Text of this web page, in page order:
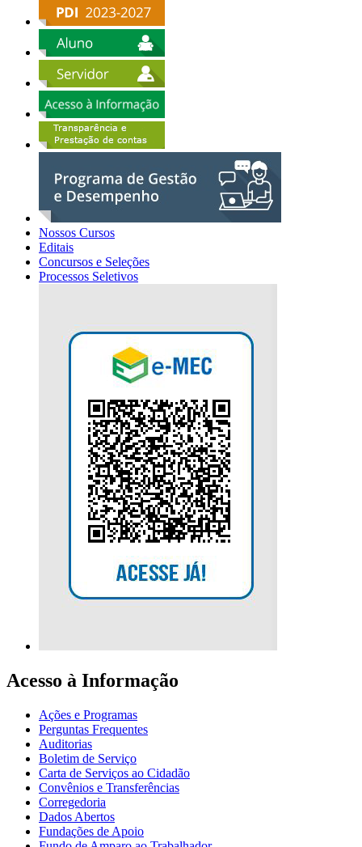
Nossos Cursos
Editais
Concursos e Seleções
Processos Seletivos
Acesso à Informação
Ações e Programas
Perguntas Frequentes
Auditorias
Boletim de Serviço
Carta de Serviços ao Cidadão
Convênios e Transferências
Corregedoria
Dados Abertos
Fundações de Apoio